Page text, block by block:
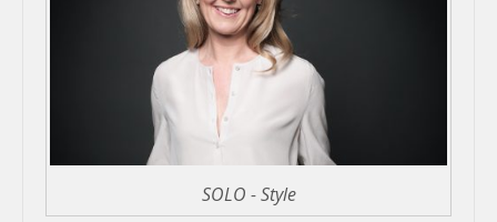
SOLO - Style